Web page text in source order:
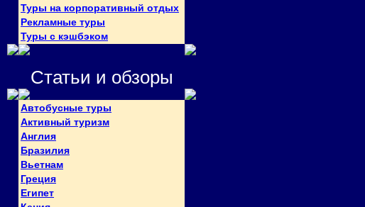
Туры на корпоративный отдых
Рекламные туры
Туры с кэшбэком
Статьи и обзоры
Автобусные туры
Активный туризм
Англия
Бразилия
Вьетнам
Греция
Египет